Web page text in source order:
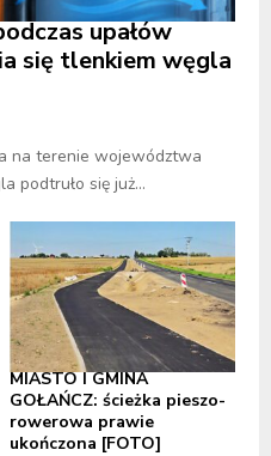
upałów
się tlenkiem węgla
na terenie województwa
podtruło się już...
MIASTO I GMINA
GOŁAŃCZ: ścieżka pieszo-
rowerowa prawie
ukończona [FOTO]